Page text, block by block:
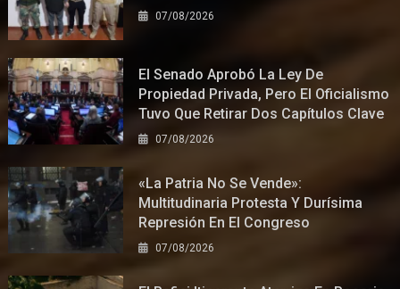
07/08/2026
El Senado Aprobó La Ley De
Propiedad Privada, Pero El Oficialismo
Tuvo Que Retirar Dos Capítulos Clave
07/08/2026
«La Patria No Se Vende»:
Multitudinaria Protesta Y Durísima
Represión En El Congreso
07/08/2026